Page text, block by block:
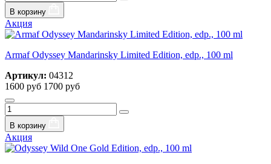
В корзину
Акция
Armaf Odyssey Mandarinsky Limited Edition, edp., 100 ml
Артикул: 04312
1600 руб 1700 руб
В корзину
Акция